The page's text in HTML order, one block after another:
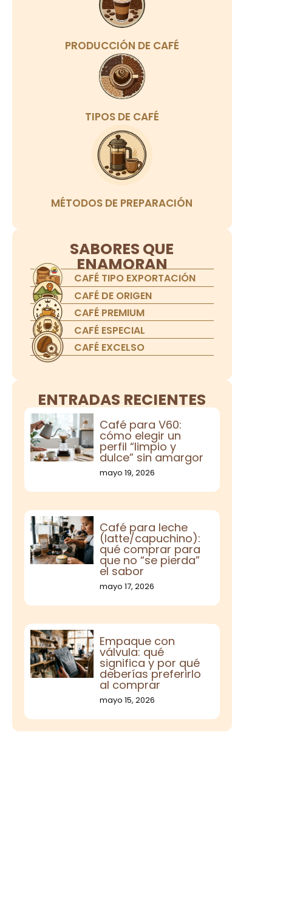
PRODUCCIÓN DE CAFÉ
TIPOS DE CAFÉ
MÉTODOS DE PREPARACIÓN
SABORES QUE
ENAMORAN
CAFÉ TIPO EXPORTACIÓN
CAFÉ DE ORIGEN
CAFÉ PREMIUM
CAFÉ ESPECIAL
CAFÉ EXCELSO
ENTRADAS RECIENTES
Café para V60:
cómo elegir un
perfil “limpio y
dulce” sin amargor
mayo 19, 2026
Café para leche
(latte/capuchino):
qué comprar para
que no “se pierda”
el sabor
mayo 17, 2026
Empaque con
válvula: qué
significa y por qué
deberías preferirlo
al comprar
mayo 15, 2026